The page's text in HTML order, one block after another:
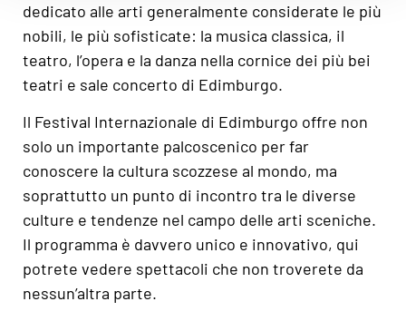
dedicato alle arti generalmente considerate le più
nobili, le più sofisticate: la musica classica, il
teatro, l’opera e la danza nella cornice dei più bei
teatri e sale concerto di Edimburgo.
Il Festival Internazionale di Edimburgo offre non
solo un importante palcoscenico per far
conoscere la cultura scozzese al mondo, ma
soprattutto un punto di incontro tra le diverse
culture e tendenze nel campo delle arti sceniche.
Il programma è davvero unico e innovativo, qui
potrete vedere spettacoli che non troverete da
nessun’altra parte.